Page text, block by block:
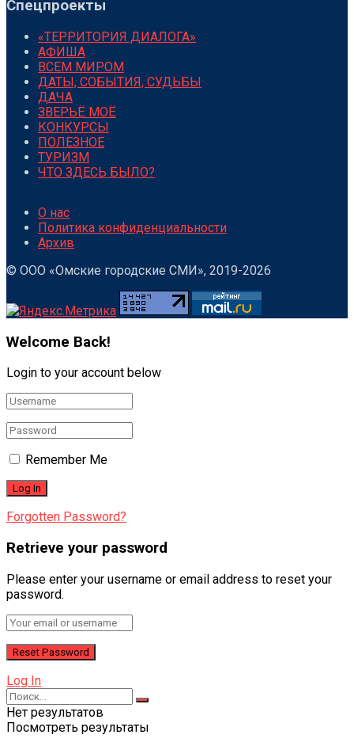
Спецпроекты
«ТЕРРИТОРИЯ ДИАЛОГА»
АФИША
ВСЕМ МИРОМ
ДАТЫ, СОБЫТИЯ, СУДЬБЫ
ДАЧА
ЗВЕРЬЁ МОЁ
КОНКУРСЫ
ПОЛЕЗНОЕ
ТУРИЗМ
ЧТО ЗДЕСЬ БЫЛО?
О нас
Политика конфиденциальности
Архив
© ООО «Омские городские СМИ», 2019-2026
Welcome Back!
Login to your account below
Remember Me
Forgotten Password?
Retrieve your password
Please enter your username or email address to reset your
password.
Log In
Нет результатов
Посмотреть результаты